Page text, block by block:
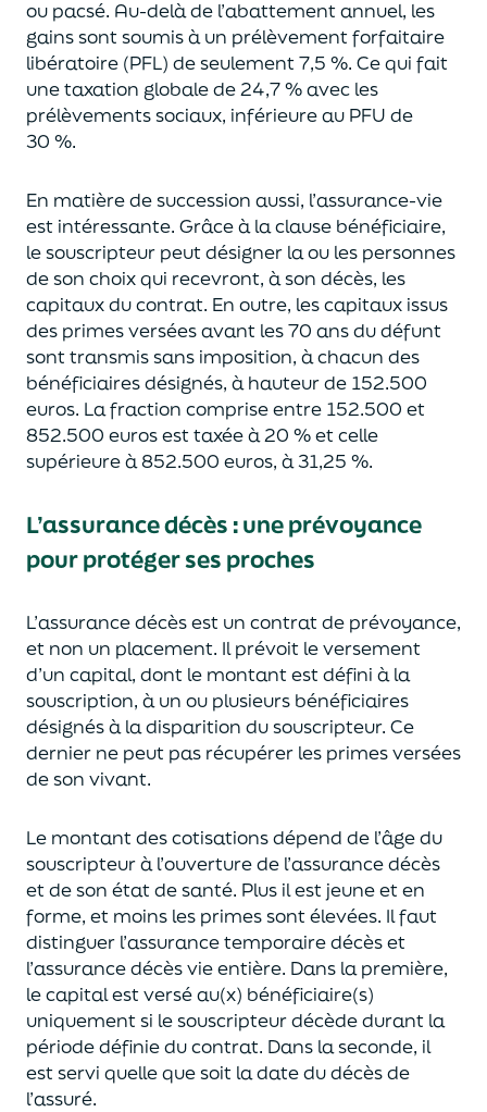
ou pacsé. Au-delàde l’abattement annuel, les
gains sont soumis à un prélèvement forfaitaire
libératoire (PFL) de seulement 7,5 %. Ce qui fait
une taxation globale de24,7 % avec les
prélèvements sociaux, inférieure au PFU de
30 %.
En matière de succession aussi, l’assurance-vie
est intéressante. Grâce à la clause bénéficiaire,
le souscripteur peut désigner la ou les personnes
de son choix qui recevront, à son décès, les
capitaux du contrat. En outre, les capitaux issus
des primes versées avant les 70 ans du défunt
sont transmis sans imposition, à chacun des
bénéficiaires désignés, à hauteur de 152.500
euros. La fraction comprise entre 152.500 et
852.500 eurosest taxée à 20 % et celle
supérieure à 852.500 euros, à 31,25 %.
L’assurance décès :une prévoyance
pour protéger ses proches
L’assurance décès est un contrat de prévoyance,
et non un placement. Il prévoit le versement
d’un capital, dont le montant est défini à la
souscription, à un ou plusieurs bénéficiaires
désignés à la disparition du souscripteur. Ce
dernier ne peut pas récupérer les primes versées
de son vivant.
Le montant des cotisations dépend de l’âgedu
souscripteur à l’ouverture de l’assurance décès
et de son état de santé. Plus il est jeuneet en
forme, et moins les primes sont élevées. Il faut
distinguer l’assurance temporaire décès et
l’assurancedécèsvie entière. Dans la première,
le capital estversé au(x) bénéficiaire(s)
uniquementsi le souscripteur décède durant la
période définie du contrat. Dans la seconde, il
est servi quelle que soit la date du décès de
l’assuré.